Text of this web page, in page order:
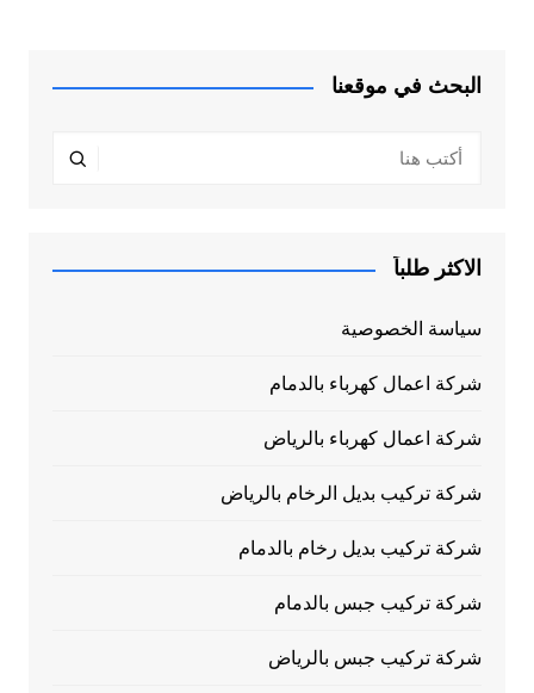
البحث في موقعنا
الاكثر طلباً
سياسة الخصوصية
شركة اعمال كهرباء بالدمام
شركة اعمال كهرباء بالرياض
شركة تركيب بديل الرخام بالرياض
شركة تركيب بديل رخام بالدمام
شركة تركيب جبس بالدمام
شركة تركيب جبس بالرياض